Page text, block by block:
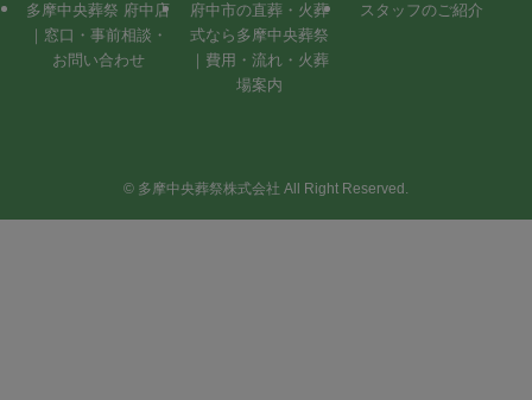
多摩中央葬祭 府中店
｜窓口・事前相談・
お問い合わせ
府中市の直葬・火葬
式なら多摩中央葬祭
｜費用・流れ・火葬
場案内
スタッフのご紹介
© 多摩中央葬祭株式会社 All Right Reserved.